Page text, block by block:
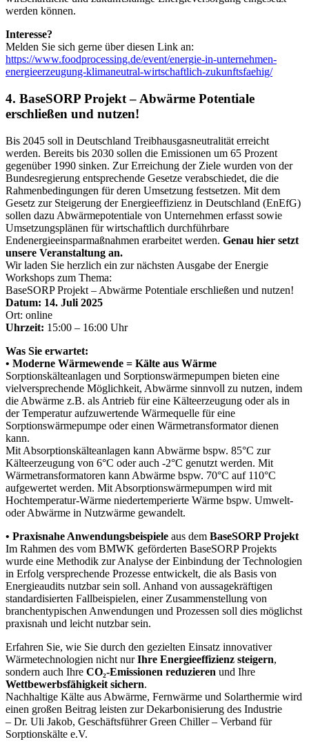
werden können.
Interesse?
Melden Sie sich gerne über diesen Link an:
https://www.foodprocessing.de/event/energie-in-unternehmen-
energieerzeugung-klimaneutral-wirtschaftlich-zukunftsfaehig/
4. BaseSORP Projekt – Abwärme Potentiale
erschließen und nutzen!
Bis 2045 soll in Deutschland Treibhausgasneutralität erreicht
werden. Bereits bis 2030 sollen die Emissionen um 65 Prozent
gegenüber 1990 sinken. Zur Erreichung der Ziele wurden von der
Bundesregierung entsprechende Gesetze verabschiedet, die die
Rahmenbedingungen für deren Umsetzung festsetzen. Mit dem
Gesetz zur Steigerung der Energieeffizienz in Deutschland (EnEfG)
sollen dazu Abwärmepotentiale von Unternehmen erfasst sowie
Umsetzungsplänen für wirtschaftlich durchführbare
Endenergieeinsparmaßnahmen erarbeitet werden. Genau hier setzt
unsere Veranstaltung an.
Wir laden Sie herzlich ein zur nächsten Ausgabe der Energie
Workshops zum Thema:
BaseSORP Projekt – Abwärme Potentiale erschließen und nutzen!
Datum: 14. Juli 2025
Ort: online
Uhrzeit: 15:00 – 16:00 Uhr
Was Sie erwartet:
• Moderne Wärmewende = Kälte aus Wärme
Sorptionskälteanlagen und Sorptionswärmepumpen bieten eine
vielversprechende Möglichkeit, Abwärme sinnvoll zu nutzen, indem
die Abwärme z.B. als Antrieb für eine Kälteerzeugung oder als in
der Temperatur aufzuwertende Wärmequelle für eine
Sorptionswärmepumpe oder einen Wärmetransformator dienen
kann.
Mit Absorptionskälteanlagen kann Abwärme bspw. 85°C zur
Kälteerzeugung von 6°C oder auch -2°C genutzt werden. Mit
Wärmetransformatoren kann Abwärme bspw. 70°C auf 110°C
aufgewertet werden. Mit Absorptionswärmepumpen wird mit
Hochtemperatur-Wärme niedertemperierte Wärme bspw. Umwelt-
oder Abwärme in Nutzwärme gewandelt.
• Praxisnahe Anwendungsbeispiele aus dem BaseSORP Projekt
Im Rahmen des vom BMWK geförderten BaseSORP Projekts
wurde eine Methodik zur Analyse der Einbindung der Technologien
in Erfolg versprechende Prozesse entwickelt, die als Basis von
Energieaudits nutzbar sein soll. Anhand von aussagekräftigen
standardisierten Fallbeispielen, einer Zusammenstellung von
branchentypischen Anwendungen und Prozessen soll dies möglichst
praxisnah und leicht nutzbar sein.
Erfahren Sie, wie Sie durch den gezielten Einsatz innovativer
Wärmetechnologien nicht nurIhre Energieeffizienz steigern,
sondern auch Ihre CO₂-Emissionen reduzieren und Ihre
Wettbewerbsfähigkeit sichern.
Nachhaltige Kälte aus Abwärme, Fernwärme und Solarthermie wird
einen großen Beitrag leisten zur Dekarbonisierung des Industrie
– Dr. Uli Jakob, Geschäftsführer Green Chiller – Verband für
Sorptionskälte e.V.